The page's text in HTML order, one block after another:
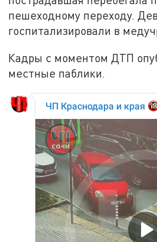
пешеходному переходу.
госпитализировали в
Кадры с моментом ДТП
местные паблики.